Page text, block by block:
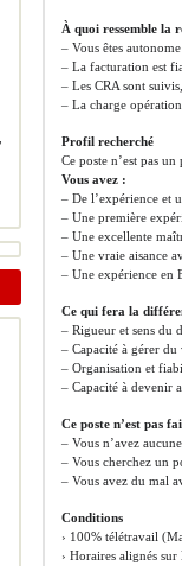
À quoi ressemble la
– Vous êtes
– La facturation est
– Les CRA sont
– La charge
Profil recherché
Ce poste n’est pas un
Vous avez :
– De l’expérience et
– Une première
– Une excellente
– Une vraie aisance
– Une expérience en
Ce qui fera la
– Rigueur et sens du
– Capacité à gérer
– Organisation et
– Capacité à devenir
Ce poste n’est pas
– Vous n’avez
– Vous cherchez un
– Vous avez du mal
Conditions
› 100% télétravail
› Horaires alignés sur